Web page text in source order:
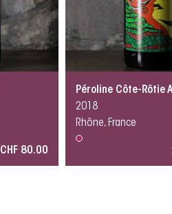
CHF 80.00
Péroline Côte-Rôtie
2018
Rhône, France